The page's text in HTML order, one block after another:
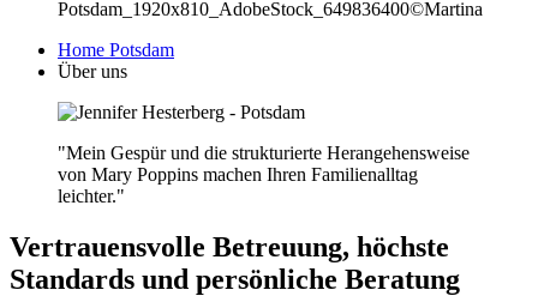
Home Potsdam
Über uns
"Mein Gespür und die strukturierte Herangehensweise
von Mary Poppins machen Ihren Familienalltag
leichter."
Vertrauensvolle Betreuung, höchste
Standards und persönliche Beratung